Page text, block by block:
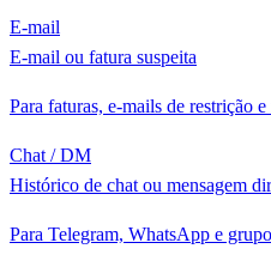
E-mail
E-mail ou fatura suspeita
Para faturas, e-mails de restrição
Chat / DM
Histórico de chat ou mensagem
Para Telegram, WhatsApp e